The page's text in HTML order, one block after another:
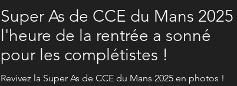
Super As de CCE du Mans 2025
l'heure de la rentrée a sonné
pour les complétistes !
Revivez la Super As de CCE du Mans 2025 en photos !